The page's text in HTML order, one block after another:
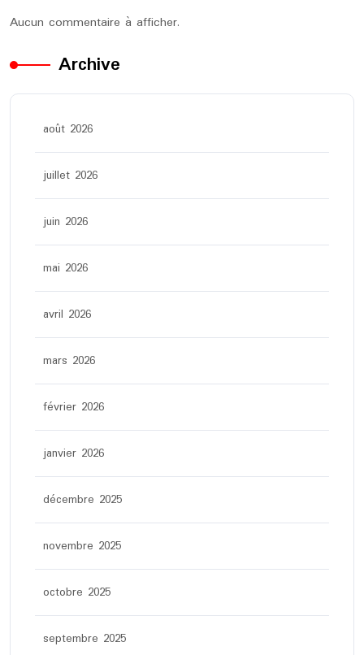
Aucun commentaire à afficher.
Archive
août 2026
juillet 2026
juin 2026
mai 2026
avril 2026
mars 2026
février 2026
janvier 2026
décembre 2025
novembre 2025
octobre 2025
septembre 2025